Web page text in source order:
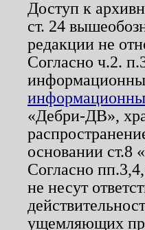
Доступ к
ст. 24
редакции не
Согласно ч.2.
«Дебри-ДВ»,
основании ст.8
Согласно
не несут
ущемляющих